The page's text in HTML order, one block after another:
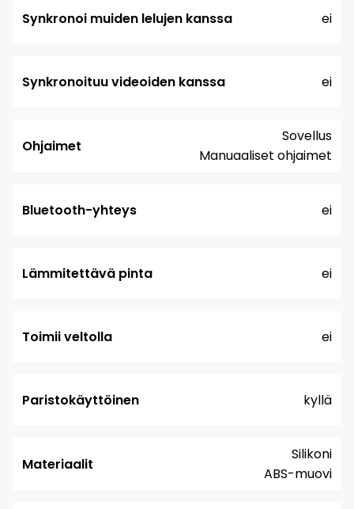
Synkronoi muiden lelujen kanssa ei
Synkronoituu videoiden kanssa ei
Ohjaimet
Sovellus
Manuaaliset ohjaimet
Bluetooth-yhteys ei
Lämmitettävä pinta ei
Toimii veltolla ei
Paristokäyttöinen kyllä
Materiaalit
Silikoni
ABS-muovi